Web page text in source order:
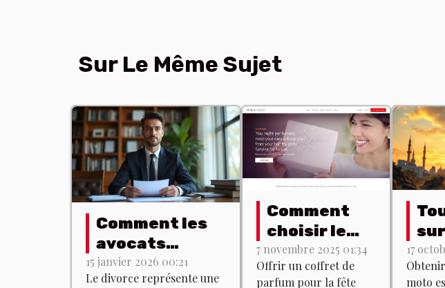
Sur Le Même Sujet
Comment les
avocats
spécialisés
accompagnent
15 janvier 2026 00:21
Le divorce représente une
Comment
choisir le
coffret de
parfum
7 novembre 2025 01:34
Offrir un coffret de
parfum pour la fête
:
17
moto